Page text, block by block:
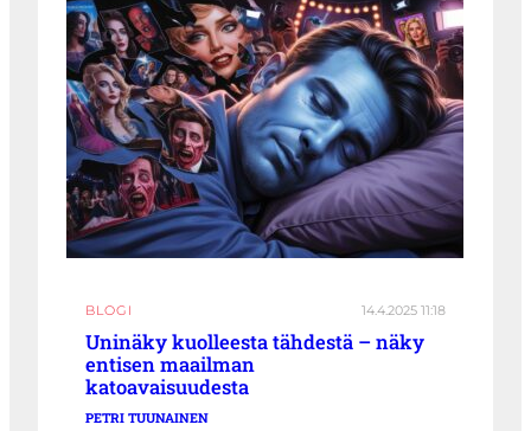
BLOGI 14.4.2025 11:18
Uninäky kuolleesta tähdestä – näky
entisen maailman
katoavaisuudesta
PETRI TUUNAINEN